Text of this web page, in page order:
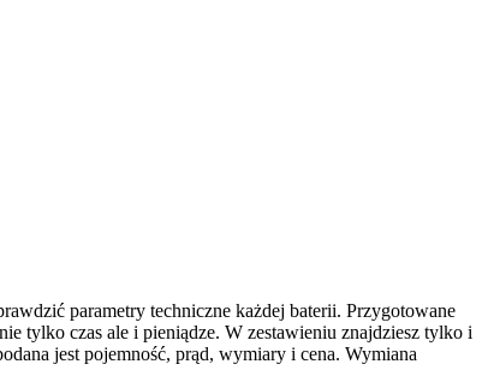
parametry techniczne każdej baterii. Przygotowane
tylko czas ale i pieniądze. W zestawieniu znajdziesz tylko i
jest pojemność, prąd, wymiary i cena. Wymiana